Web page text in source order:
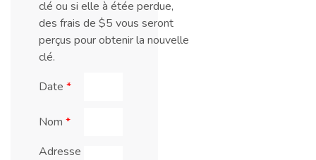
clé ou si elle à étée perdue,
des frais de $5 vous seront
perçus pour obtenir la nouvelle
clé.
Date *
Nom *
Adresse